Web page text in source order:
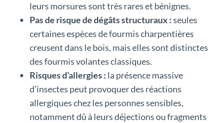
leurs morsures sont très rares et bénignes.
Pas de risque de dégâts structuraux :seules
certaines espèces de fourmis charpentières
creusent dans le bois, mais elles sont distinctes
des fourmis volantes classiques.
Risques d’allergies : la présence massive
d’insectes peut provoquer des réactions
allergiques chez les personnes sensibles,
notamment dû à leurs déjections ou fragments